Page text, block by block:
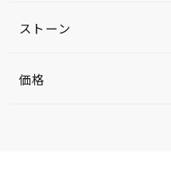
ストーン
価格